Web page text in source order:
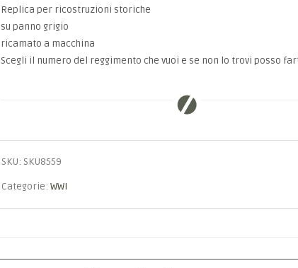
Replica per ricostruzioni storiche
su panno grigio
ricamato a macchina
Scegli il numero del reggimento che vuoi e se non lo trovi posso
SKU: SKU8559
Categorie: WWI